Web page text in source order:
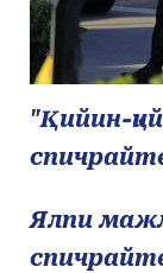
"Қийин-
Ялпи